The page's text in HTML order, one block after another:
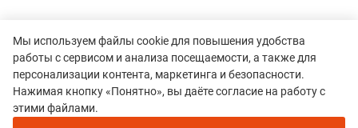
Мы используем файлы cookie для повышения удобства
работы с сервисом и анализа посещаемости, а также для
персонализации контента, маркетинга и безопасности.
Нажимая кнопку «Понятно», вы даёте согласие на работу с
этими файлами.